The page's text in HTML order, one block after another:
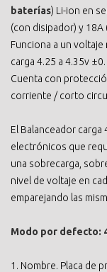
baterías) Li-ion en
(con disipador) y 18A
Funciona a un
carga 4.25 a 4.35v
Cuenta con
corriente / corto
El Balanceador
electrónicos que
una sobrecarga,
nivel de voltaje en
emparejando las
Modo por defecto:
1. Nombre. Placa de